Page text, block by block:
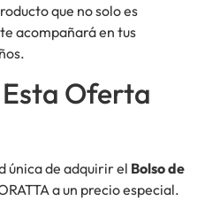
que no solo es
acompañará en tus
Esta Oferta
única de adquirir el Bolso de
a un precio especial.